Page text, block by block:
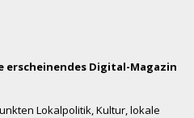
erscheinendes Digital-Magazin
Lokalpolitik, Kultur, lokale